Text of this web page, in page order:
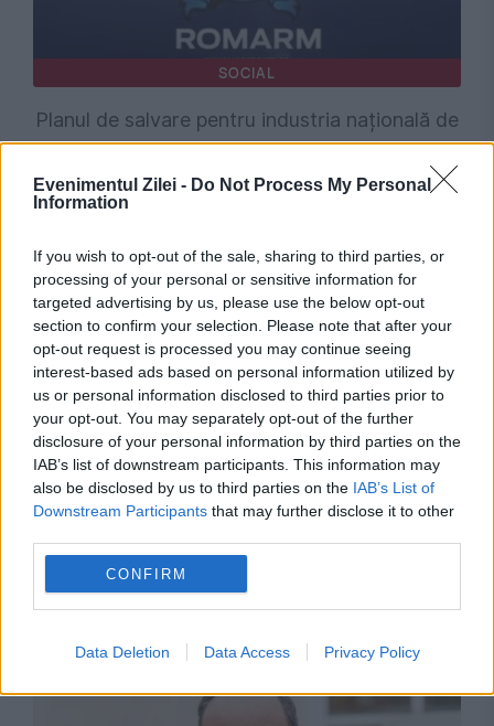
Evenimentul Zilei - Do Not Process My Personal
Information
If you wish to opt-out of the sale, sharing to third parties, or
processing of your personal or sensitive information for
targeted advertising by us, please use the below opt-out
section to confirm your selection. Please note that after your
opt-out request is processed you may continue seeing
interest-based ads based on personal information utilized by
us or personal information disclosed to third parties prior to
your opt-out. You may separately opt-out of the further
disclosure of your personal information by third parties on the
IAB’s list of downstream participants. This information may
also be disclosed by us to third parties on the IAB’s List of
Downstream Participants that may further disclose it to other
CONFIRM
Data Deletion Data Access Privacy Policy
SOCIAL
Planul de salvare pentru industria națională de
la ROMAERO pentru modernizarea ROMARM
POLITICA
PSD cere activarea mecanismului european
de urgență pentru energie și susține
menținerea centralelor pe cărbune. Critici la